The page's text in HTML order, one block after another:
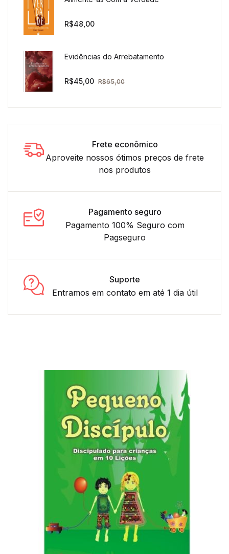
R$48,00
Evidências do Arrebatamento
R$45,00 R$65,00
Frete econômico
Aproveite nossos ótimos preços de frete
nos produtos
Pagamento seguro
Pagamento 100% Seguro com
Pagseguro
Suporte
Entramos em contato em até 1 dia útil